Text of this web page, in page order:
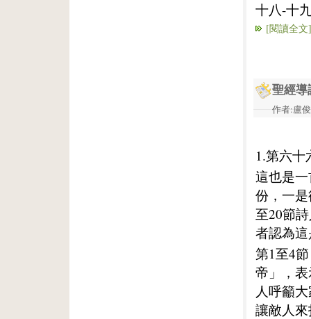
十八-十
[閱讀全文]
聖經導
作者:盧
1.第六十
這也是
份，一
至20節
者認為
第1至4
帝」，
人呼籲
讓敵人